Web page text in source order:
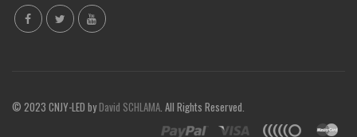
© 2023 CNJY-LED byDavid SCHLAMA. All Rights Reserved.